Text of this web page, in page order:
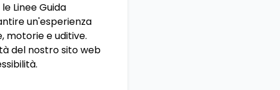
Linee Guida
un'esperienza
motorie e uditive.
del nostro sito web